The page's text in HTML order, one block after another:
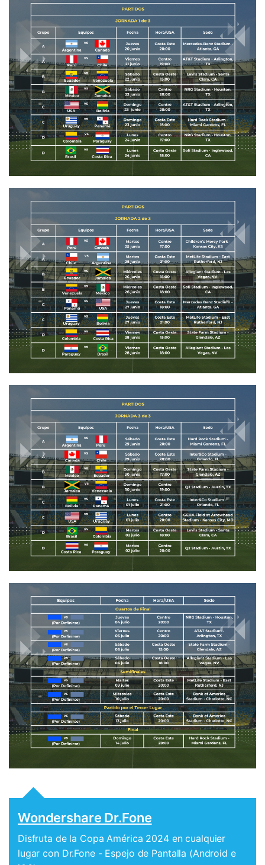
Wondershare Dr.Fone
Disfruta de la Copa América 2024 en cualquier
lugar con Dr.Fone - Espejo de Pantalla (Android e